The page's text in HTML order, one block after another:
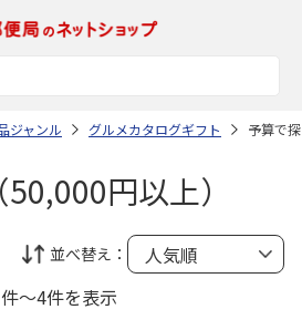
ジャンル グルメカタログギフト 予算で
円以上）
並べ替え：
～4件を表示